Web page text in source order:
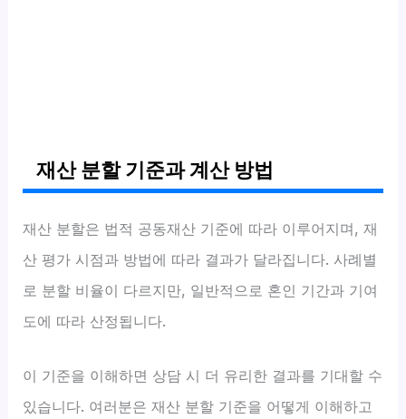
재산 분할 기준과 계산 방법
재산 분할은 법적 공동재산 기준에 따라 이루어지며, 재
산 평가 시점과 방법에 따라 결과가 달라집니다. 사례별
로 분할 비율이 다르지만, 일반적으로 혼인 기간과 기여
도에 따라 산정됩니다.
이 기준을 이해하면 상담 시 더 유리한 결과를 기대할 수
있습니다. 여러분은 재산 분할 기준을 어떻게 이해하고